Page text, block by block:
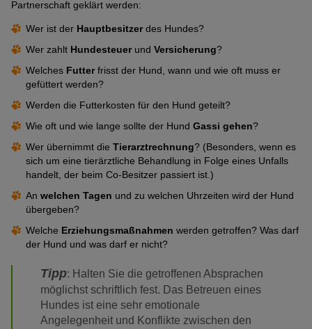
Partnerschaft geklärt werden:
Wer ist der Hauptbesitzerdes Hundes?
Wer zahlt Hundesteuerund Versicherung?
Welches Futterfrisst der Hund, wann und wie oft muss er
gefüttert werden?
Werden die Futterkosten für den Hund geteilt?
Wie oft und wie lange sollte der Hund Gassi gehen?
Wer übernimmt die Tierarztrechnung? (Besonders, wenn es
sich um eine tierärztliche Behandlung in Folge eines Unfalls
handelt, der beim Co-Besitzer passiert ist.)
An welchen Tagen und zu welchen Uhrzeiten wird der Hund
übergeben?
Welche Erziehungsmaßnahmen werden getroffen? Was darf
der Hund und was darf er nicht?
Tipp: Halten Sie die getroffenen Absprachen
möglichst schriftlich fest. Das Betreuen eines
Hundes ist eine sehr emotionale
Angelegenheit und Konflikte zwischen den